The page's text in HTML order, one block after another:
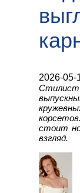
2026-05-
Стилист
стоит
взгляд.